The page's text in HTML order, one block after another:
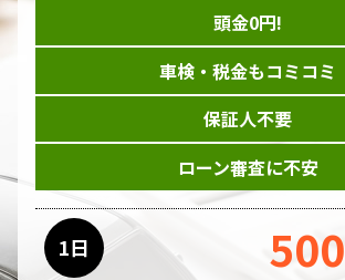
頭金0円!
車検・税金もコミコミ
保証人不要
ローン審査に不安
1日 500